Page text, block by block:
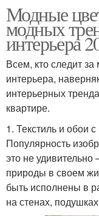
Модные
модных
интерьера
Всем, кто следит
интерьера,
интерьерных
квартире.
1. Текстиль и обои
Популярность
это не удивительно
природы в своем
быть исполнены в
на стенах,